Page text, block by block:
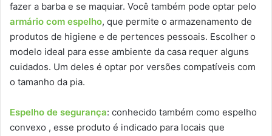
fazer a barba e se maquiar. Você também pode optar pelo
armário com espelho, que permite o armazenamento de
produtos de higiene e de pertences pessoais. Escolher o
modelo ideal para esse ambiente da casa requer alguns
cuidados. Um deles é optar por versões compatíveis com
o tamanho da pia.
Espelho de segurança: conhecido também como espelho
convexo , esse produto é indicado para locais que